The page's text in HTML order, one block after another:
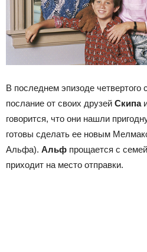
В последнем эпизоде четвертого
послание от своих друзей Скипа
говорится, что они нашли
готовы сделать ее новым
Альфа). Альф прощается с
приходит на место отправки.